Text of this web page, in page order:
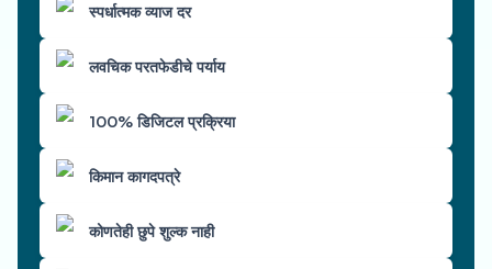
स्पर्धात्मक व्याज दर
लवचिक परतफेडीचे पर्याय
100% डिजिटल प्रक्रिया
किमान कागदपत्रे
कोणतेही छुपे शुल्क नाही